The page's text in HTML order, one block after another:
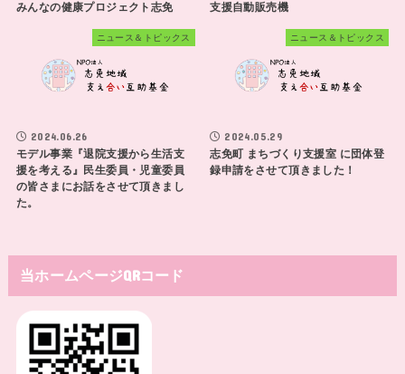
みんなの健康プロジェクト志免 支援自動販売機
ニュース＆トピックス
2024.06.26
モデル事業『退院支援から生活支
援を考える』民生委員・児童委員
の皆さまにお話をさせて頂きまし
た。
ニュース＆トピックス
2024.05.29
志免町 まちづくり支援室 に団体登
録申請をさせて頂きました！
当ホームページQRコード